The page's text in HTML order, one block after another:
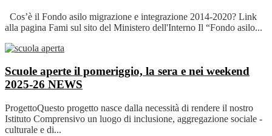
Cos’è il Fondo asilo migrazione e integrazione 2014-2020? Link
alla pagina Fami sul sito del Ministero dell'Interno Il “Fondo asilo...
Scuole aperte il pomeriggio, la sera e nei weekend
2025-26 NEWS
ProgettoQuesto progetto nasce dalla necessità di rendere il nostro
Istituto Comprensivo un luogo di inclusione, aggregazione sociale -
culturale e di...